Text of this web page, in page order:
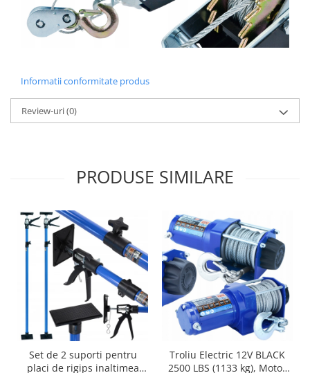
Informatii conformitate produs
Review-uri(0)
PRODUSE SIMILARE
Set de 2 suporti pentru
placi de rigips inaltimea
Troliu Electric 12V BLACK
2500 LBS (1133 kg), Motor